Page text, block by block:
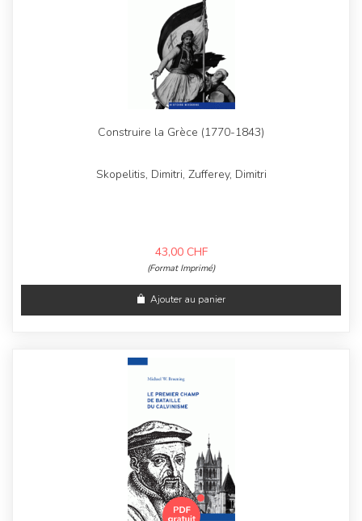
Construire la Grèce (1770-1843)
Skopelitis, Dimitri, Zufferey, Dimitri
43,00 CHF
(Format Imprimé)
Ajouter au panier